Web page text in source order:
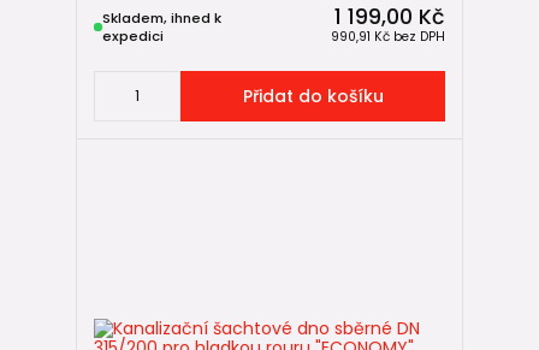
1 199,00 Kč
990,91 Kč bez DPH
Skladem, ihned k
expedici
Přidat do košíku